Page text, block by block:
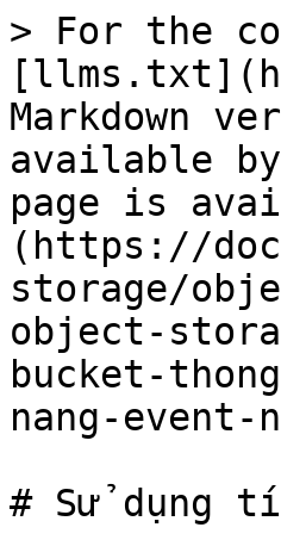
> For the
Markdown
available
page is
(https://
storage/
object-
bucket-
nang-
# Sử dụng